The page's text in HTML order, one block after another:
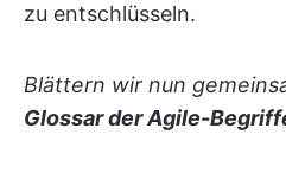
zu entschlüsseln.
Blättern wir nun
Glossar der Agile-